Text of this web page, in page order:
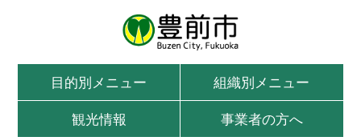
目的別メニュー
組織別メニュー
観光情報
事業者の方へ